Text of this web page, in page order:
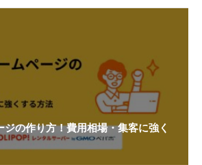
ジの作り方！費用相場・集客に強く